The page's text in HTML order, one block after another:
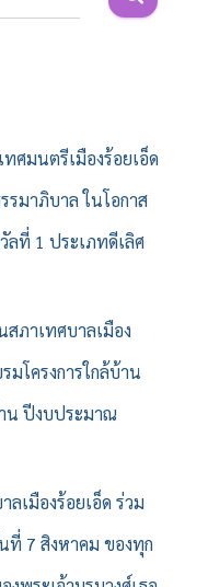
ศมนตรีเมืองร้อยเอ็ด
รมาภิบาล ในโอกาส
ลที่ 1 ประเภทดีเลิศ
ภาเทศบาลเมือง
มโครงการใกล้บ้าน
น ปีงบประมาณ
เมืองร้อยเอ็ด ร่วม
ที่ 7 สิงหาคม ของทุก